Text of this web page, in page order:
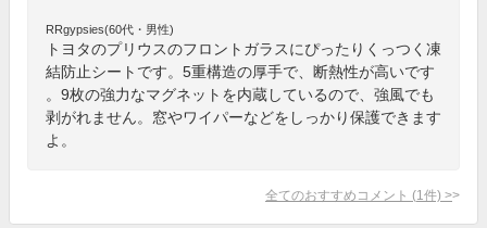
RRgypsies(60代・男性)
トヨタのプリウスのフロントガラスにぴったりくっつく凍
結防止シートです。5重構造の厚手で、断熱性が高いです
。9枚の強力なマグネットを内蔵しているので、強風でも
剥がれません。窓やワイパーなどをしっかり保護できます
よ。
全てのおすすめコメント (1 件) >